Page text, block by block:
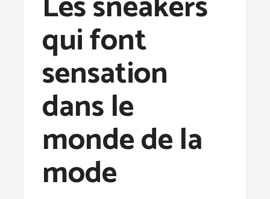
qui font
sensation
dans le
monde de la
mode